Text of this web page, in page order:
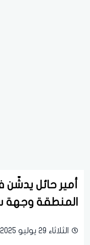
أمير حائل
المنطقة وجهة
الثلاثاء 29 يوليو 2025 | 11:16 مساءً